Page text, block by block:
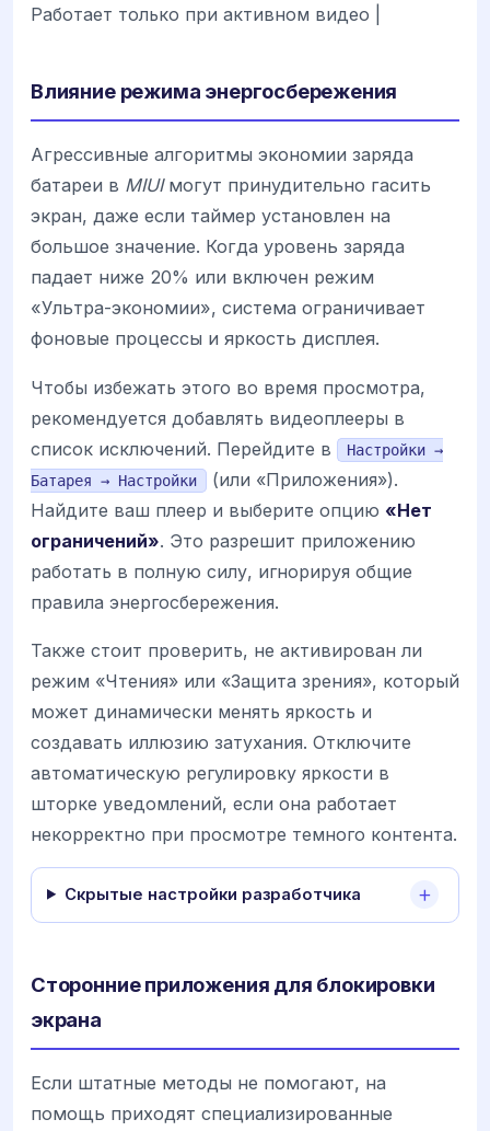
Работает только при активном видео |
Влияние режима энергосбережения
Агрессивные алгоритмы экономии заряда
батареи в MIUIмогут принудительно гасить
экран, даже если таймер установлен на
большое значение. Когда уровень заряда
падает ниже 20% или включен режим
«Ультра-экономии», система ограничивает
фоновые процессы и яркость дисплея.
Чтобы избежать этого во время просмотра,
рекомендуется добавлять видеоплееры в
список исключений. Перейдите в
Настройки →
Батарея → Настройки
(или «Приложения»).
Найдите ваш плеер и выберите опцию «Нет
ограничений». Это разрешит приложению
работать в полную силу, игнорируя общие
правила энергосбережения.
Также стоит проверить, не активирован ли
режим «Чтения» или «Защита зрения», который
может динамически менять яркость и
создавать иллюзию затухания. Отключите
автоматическую регулировку яркости в
шторке уведомлений, если она работает
некорректно при просмотре темного контента.
Скрытые настройки разработчика
Сторонние приложения для блокировки
экрана
Если штатные методы не помогают, на
помощь приходят специализированные